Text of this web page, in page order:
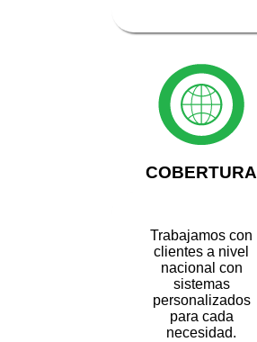
COBERTURA
Trabajamos con
clientes a nivel
nacional con
sistemas
personalizados
para cada
necesidad.